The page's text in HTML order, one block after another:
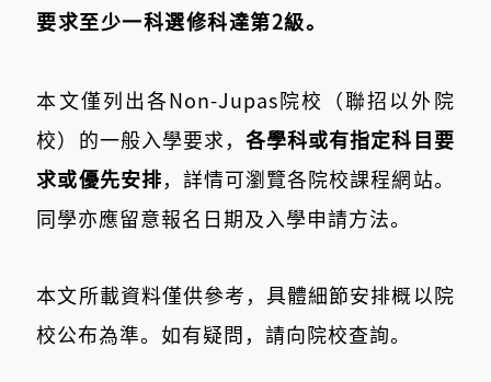
要求至少一科選修科達第2級。
本文僅列出各Non-Jupas院校（聯招以外院
校）的一般入學要求，各學科或有指定科目要
求或優先安排 ，詳情可瀏覽各院校課程網站。
同學亦應留意報名日期及入學申請方法。
本文所載資料僅供參考，具體細節安排概以院
校公布為準。如有疑問，請向院校查詢。